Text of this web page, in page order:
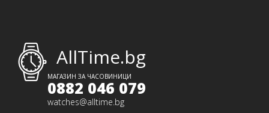
AllTime.bg
МАГАЗИН ЗА ЧАСОВИНИЦИ
0882 046 079
watches@alltime.bg